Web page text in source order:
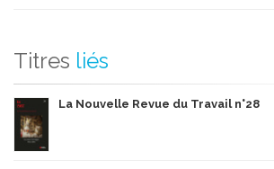
Titres liés
La Nouvelle Revue du Travail n°28